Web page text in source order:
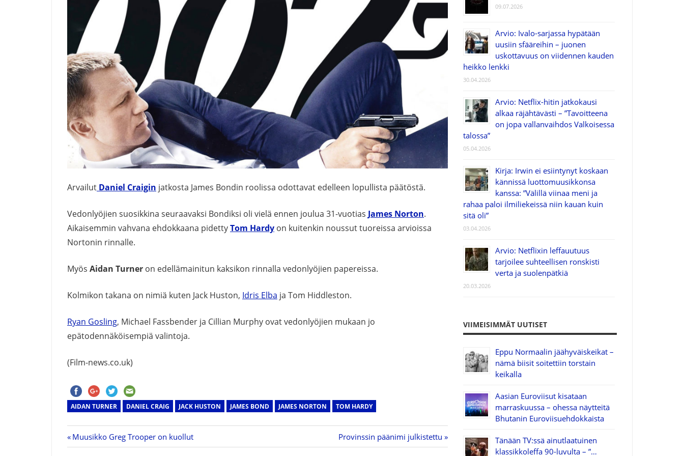
Arvailut Daniel Craigin jatkosta James Bondin roolissa odottavat edelleen lopullista päätöstä.
Vedonlyöjien suosikkina seuraavaksi Bondiksi oli vielä ennen joulua 31-vuotias James Norton.
Aikaisemmin vahvana ehdokkaana pidettyTom Hardy on kuitenkin noussut tuoreissa arvioissa
Nortonin rinnalle.
Myös Aidan Turner on edellämainitun kaksikon rinnalla vedonlyöjien papereissa.
Kolmikon takana on nimiä kuten Jack Huston, Idris Elba ja Tom Hiddleston.
Ryan Gosling, Michael Fassbender ja Cillian Murphy ovat vedonlyöjien mukaan jo
epätodennäköisempiä valintoja.
(Film-news.co.uk)
AIDAN TURNER DANIEL CRAIG JACK HUSTON JAMES BOND JAMES NORTON TOM HARDY
Artikkelien
Previous
Post:
Muusikko Greg Trooper on kuollut
Next
Post:
Provinssin päänimi julkistettu
09.07.2026
Arvio: Ivalo-sarjassa hypätään
uusiin sfääreihin – juonen
uskottavuus on viidennen kauden
heikko lenkki
30.04.2026
Arvio: Netflix-hitin jatkokausi
alkaa räjähtävästi – ”Tavoitteena
on jopa vallanvaihdos Valkoisessa
talossa”
05.04.2026
Kirja: Irwin ei esiintynyt koskaan
kännissä luottomuusikkonsa
kanssa: ”Välillä viinaa meni ja
rahaa paloi ilmiliekeissä niin kauan kuin
sitä oli”
03.04.2026
Arvio: Netflixin leffauutuus
tarjoilee suhteellisen ronskisti
verta ja suolenpätkiä
20.03.2026
VIIMEISIMMÄT UUTISET
Eppu Normaalin jäähyväiskeikat –
nämä biisit soitettiin torstain
keikalla
Aasian Euroviisut kisataan
marraskuussa – ohessa näytteitä
Bhutanin Euroviisuehdokkaista
Tänään TV:ssä ainutlaatuinen
klassikkoleffa 90-luvulta – ”…